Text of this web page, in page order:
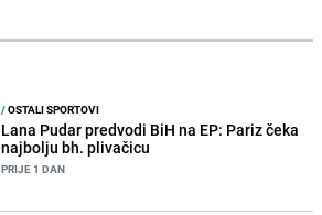
/OSTALI SPORTOVI
Lana Pudar predvodi BiH na EP: Pariz čeka
najbolju bh. plivačicu
PRIJE 1 DAN